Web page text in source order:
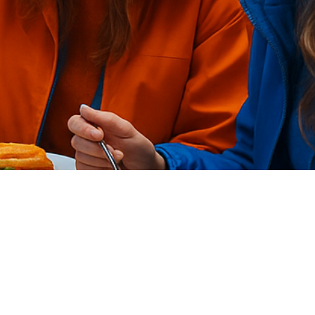
Wirtschaftspolitische Agenda
FAQ Zertifizierung